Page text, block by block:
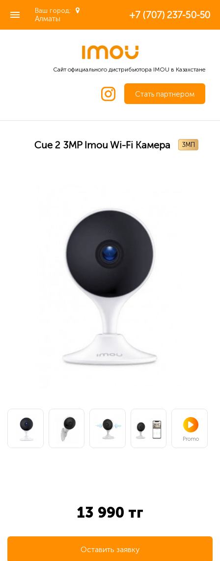
Ваш город:
Алматы +7 (707) 237-50-50
Сайт официального дистрибьютора IMOU в Казахстане
Стать партнером
Cue 2 3MP Imou Wi-Fi Камера 3МП
Promo
13 990 тг
Оставить заявку